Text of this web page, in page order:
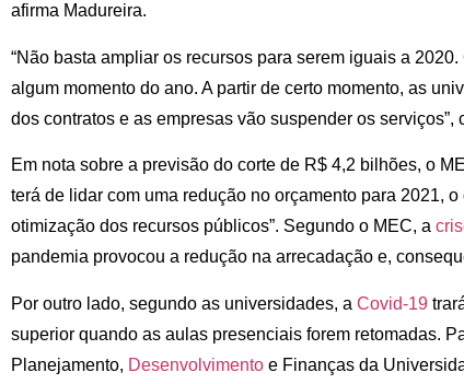
afirma Madureira.
“Não basta ampliar os recursos para serem iguais a
algum momento do ano. A partir de certo momento, as
dos contratos e as empresas vão suspender os serviços”,
Em nota sobre a previsão do corte de R$ 4,2 bilhões, o
terá de lidar com uma redução no orçamento para 2021,
otimização dos recursos públicos”. Segundo o MEC, a
pandemia provocou a redução na arrecadação e,
Por outro lado, segundo as universidades, a Covid-19
superior quando as aulas presenciais forem retomadas.
Planejamento, Desenvolvimento e Finanças da